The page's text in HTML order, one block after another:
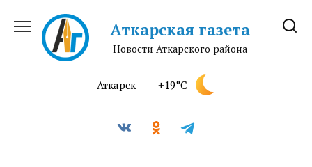
содержанию
Аткарская газета
Новости Аткарского района
Аткарск +19°C